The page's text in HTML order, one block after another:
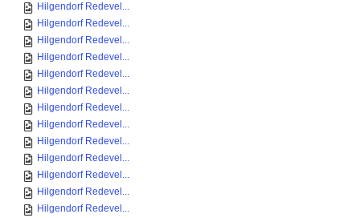
Hilgendorf Redevel...
Hilgendorf Redevel...
Hilgendorf Redevel...
Hilgendorf Redevel...
Hilgendorf Redevel...
Hilgendorf Redevel...
Hilgendorf Redevel...
Hilgendorf Redevel...
Hilgendorf Redevel...
Hilgendorf Redevel...
Hilgendorf Redevel...
Hilgendorf Redevel...
Hilgendorf Redevel...